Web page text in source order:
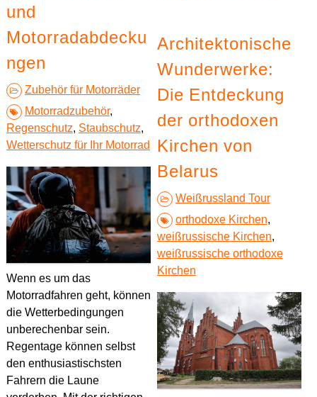
und
Motorradabdecku
ngen
Zubehör für Motorräder
Motorradzubehör,
Regenschutz, Staubschutz,
Wetterschutz für Ihr Motorrad
Wenn es um das
Motorradfahren geht, können
die Wetterbedingungen
unberechenbar sein.
Regentage können selbst
den enthusiastischsten
Fahrern die Laune
Architektonische
Wunderwerke:
Die Entdeckung
der orthodoxen
Kirchen von
Belarus
Weißrussland Tour
orthodoxe Kirchen,
weißrussische Kirchen,
weißrussische orthodoxe
Kirchen